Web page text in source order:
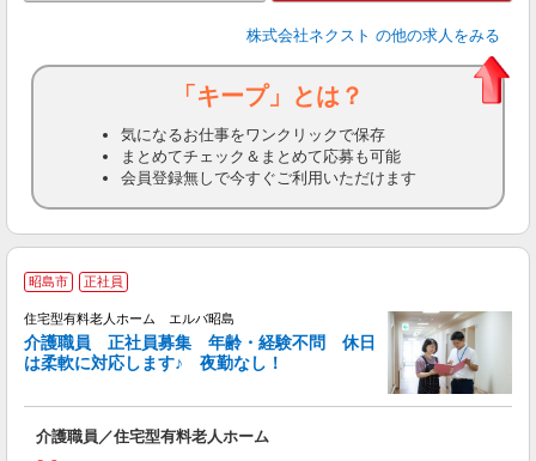
株式会社ネクスト の他の求人をみる
「キープ」とは？
気になるお仕事をワンクリックで保存
まとめてチェック＆まとめて応募も可能
会員登録無しで今すぐご利用いただけます
昭島市 正社員
住宅型有料老人ホーム エルバ昭島
介護職員 正社員募集 年齢・経験不問 休日
は柔軟に対応します♪ 夜勤なし！
介護職員／住宅型有料老人ホーム